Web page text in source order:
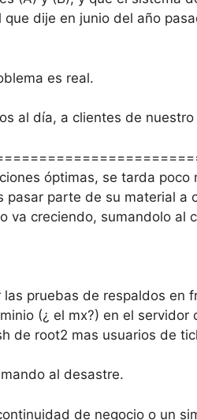
dije en junio del año
es real.
al día, a clientes de nuestro
óptimas, se tarda poco
pasar parte de su material a
va creciendo, sumandolo al
pruebas de respaldos en
(¿ el mx?) en el servidor
de root2 mas usuarios de
al desastre.
de negocio o un